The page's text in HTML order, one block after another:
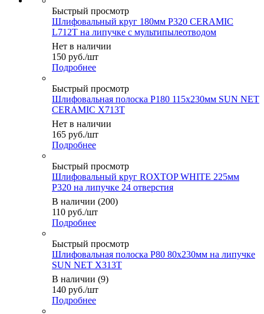
Быстрый просмотр
Шлифовальный круг 180мм P320 CERAMIC
L712T на липучке с мультипылеотводом
Нет в наличии
150 руб./шт
Подробнее
Быстрый просмотр
Шлифовальная полоска P180 115х230мм SUN NET
CERAMIC X713T
Нет в наличии
165 руб./шт
Подробнее
Быстрый просмотр
Шлифовальный круг ROXTOP WHITE 225мм
Р320 на липучке 24 отверстия
В наличии (200)
110 руб./шт
Подробнее
Быстрый просмотр
Шлифовальная полоска P80 80х230мм на липучке
SUN NET X313T
В наличии (9)
140 руб./шт
Подробнее